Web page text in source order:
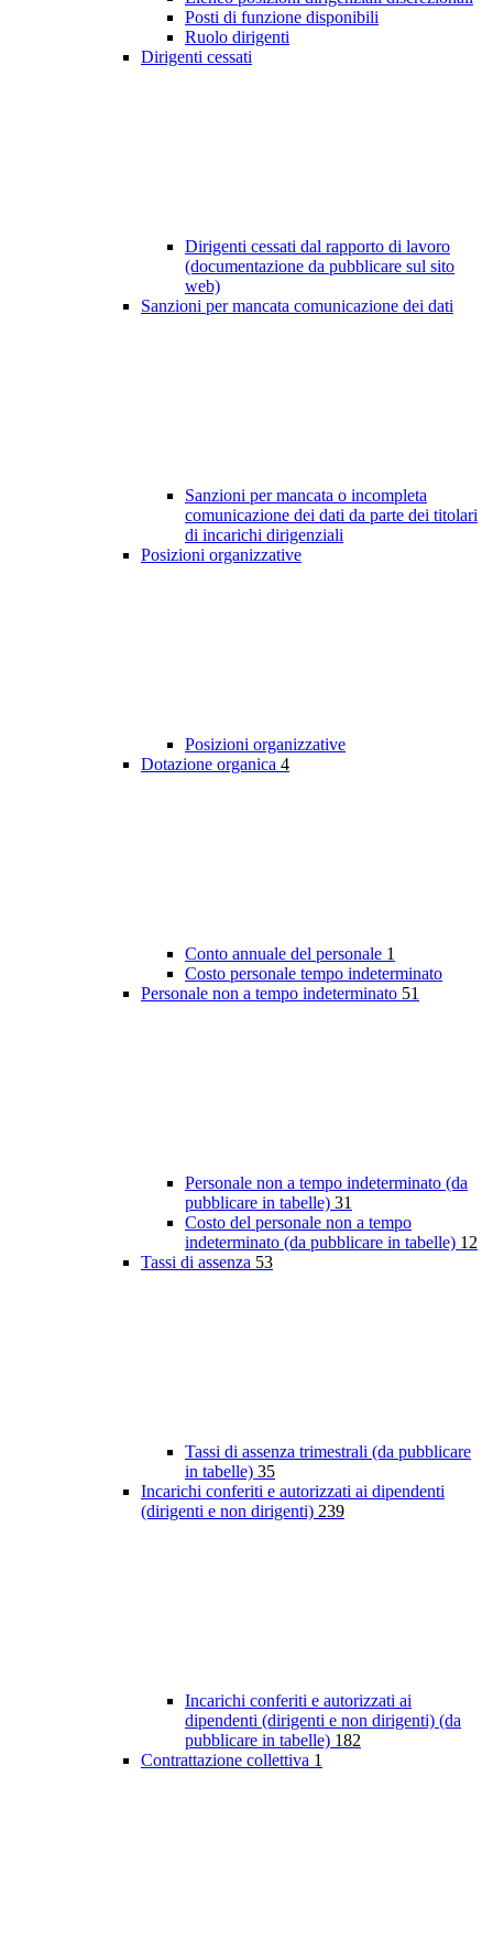
Posti di funzione disponibili
Ruolo dirigenti
Dirigenti cessati
Dirigenti cessati dal rapporto di lavoro
(documentazione da pubblicare sul sito
web)
Sanzioni per mancata comunicazione dei dati
Sanzioni per mancata o incompleta
comunicazione dei dati da parte dei titolari
di incarichi dirigenziali
Posizioni organizzative
Posizioni organizzative
Dotazione organica 4
Conto annuale del personale 1
Costo personale tempo indeterminato
Personale non a tempo indeterminato 51
Personale non a tempo indeterminato (da
pubblicare in tabelle) 31
Costo del personale non a tempo
indeterminato (da pubblicare in tabelle) 12
Tassi di assenza 53
Tassi di assenza trimestrali (da pubblicare
in tabelle) 35
Incarichi conferiti e autorizzati ai dipendenti
(dirigenti e non dirigenti) 239
Incarichi conferiti e autorizzati ai
dipendenti (dirigenti e non dirigenti) (da
pubblicare in tabelle) 182
Contrattazione collettiva 1